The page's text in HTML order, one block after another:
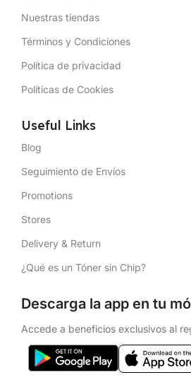
Nuestras tiendas
Términos y Condiciones
Política de privacidad
Políticas de Cookies
Useful Links
Blog
Seguimiento de Envíos
Promotions
Stores
Delivery & Return
¿Qué es un Tóner sin Chip?
Descarga la app en tu
Accede a beneficios exclusivos al